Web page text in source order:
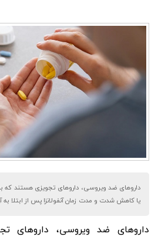
داروهای ضد ویروسی، داروهای تجویزی هستند که به
یا کاهش شدت و مدت زمان آنفولانزا پس از ابتلا
داروهای ضد ویروسی، داروهای